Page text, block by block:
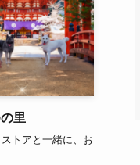
里
トアと一緒に、お